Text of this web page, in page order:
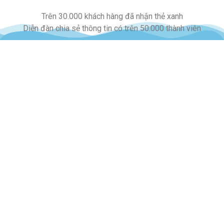
Trên 30.000 khách hàng đã nhận thẻ xanh
Diễn đàn chia sẻ thông tin có trên 50.000 thành viên